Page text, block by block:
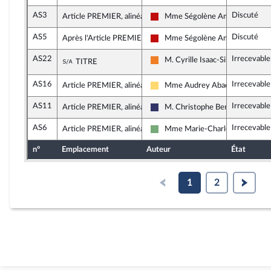
AS3 Article PREMIER, alinéa 2
La France insoumise - Nouveau
Mme Ségolène AmiotDiscuté
AS5 Après l'Article PREMIER
La France insoumise - Nouveau
Mme Ségolène AmiotDiscuté
AS22 Sous-amendement de l'amendement n°AS13
TITRE Les Démocrates
M. Cyrille Isaac-SibilleIrrecevable
AS16 Article PREMIER, alinéa 2
Libertés, Indépendants, Outre-
Mme Audrey Abadie-Amiel
AS11 Article PREMIER, alinéa 2
Rassemblement National
M. Christophe Bentz
AS6 Article PREMIER, alinéa 2
Écologiste et Social
Mme Marie-Charlotte Garin
n° Emplacement Auteur État
1 2